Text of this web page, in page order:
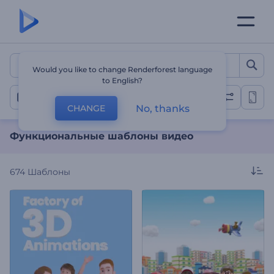
Функциональные
Все шаблоны
Функциональные шаблоны видео
674 Шаблоны
Would you like to change Renderforest language
to English?
CHANGE No, thanks